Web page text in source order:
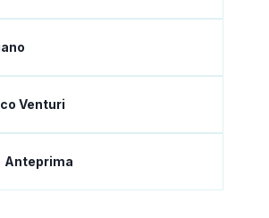
Venturi
Anteprima